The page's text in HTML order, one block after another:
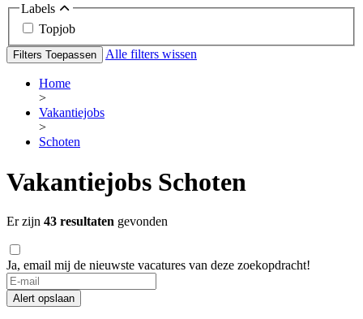
Labels
Topjob
Filters Toepassen Alle filters wissen
Home
>
Vakantiejobs
>
Schoten
Vakantiejobs Schoten
Er zijn 43 resultaten gevonden
Ja, email mij de nieuwste vacatures van deze zoekopdracht!
Alert opslaan